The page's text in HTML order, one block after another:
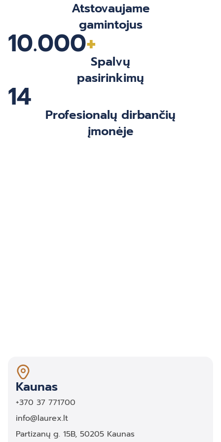
Atstovaujame
gamintojus
10.000+
Spalvų
pasirinkimų
14
Profesionalų dirbančių
įmonėje
Kaunas
+370 37 771700
info@laurex.lt
Partizanų g. 15B, 50205 Kaunas